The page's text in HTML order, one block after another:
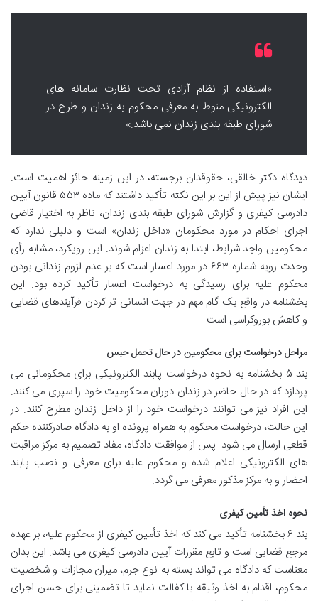
«استفاده از نظام آزادی تحت نظارت سامانه های
الکترونیکی منوط به معرفی محکوم به زندان و طرح در
شورای طبقه بندی زندان نمی باشد.»
دیدگاه دکتر خالقی، حقوقدان برجسته، در این زمینه حائز اهمیت است.
ایشان نیز پیش از این بر این نکته تأکید داشتند که ماده ۵۵۳ قانون آیین
دادرسی کیفری و گزارش شورای طبقه بندی زندان، ناظر به اختیار قاضی
اجرای احکام در مورد محکومان «داخل زندان» است و دلیلی ندارد که
محکومین واجد شرایط، ابتدا به زندان اعزام شوند. این رویکرد، مشابه رأی
وحدت رویه شماره ۶۶۳ در مورد اعسار است که بر عدم لزوم زندانی بودن
محکوم علیه برای رسیدگی به درخواست اعسار تأکید کرده بود. این
بخشنامه در واقع یک گام مهم در جهت انسانی تر کردن فرآیندهای قضایی
و کاهش بوروکراسی است.
مراحل درخواست برای محکومین در حال تحمل حبس
بند ۵ بخشنامه به نحوه درخواست پابند الکترونیکی برای محکومانی می
پردازد که در حال حاضر در زندان دوران محکومیت خود را سپری می کنند.
این افراد نیز می توانند درخواست خود را از داخل زندان مطرح کنند. در
این حالت، درخواست محکوم به همراه پرونده او به دادگاه صادرکننده حکم
قطعی ارسال می شود. پس از موافقت دادگاه، مفاد تصمیم به مرکز مراقبت
های الکترونیکی اعلام شده و محکوم علیه برای معرفی و نصب پابند
احضار و به مرکز مذکور معرفی می گردد.
نحوه اخذ تأمین کیفری
بند ۶ بخشنامه تأکید می کند که اخذ تأمین کیفری از محکوم علیه، بر عهده
مرجع قضایی است و تابع مقررات آیین دادرسی کیفری می باشد. این بدان
معناست که دادگاه می تواند بسته به نوع جرم، میزان مجازات و شخصیت
محکوم، اقدام به اخذ وثیقه یا کفالت نماید تا تضمینی برای حسن اجرای